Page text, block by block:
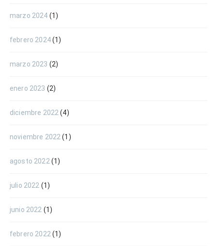
marzo 2024 (1)
febrero 2024(1)
marzo 2023 (2)
enero 2023 (2)
diciembre 2022 (4)
noviembre 2022 (1)
agosto 2022 (1)
julio 2022 (1)
junio 2022 (1)
febrero 2022 (1)